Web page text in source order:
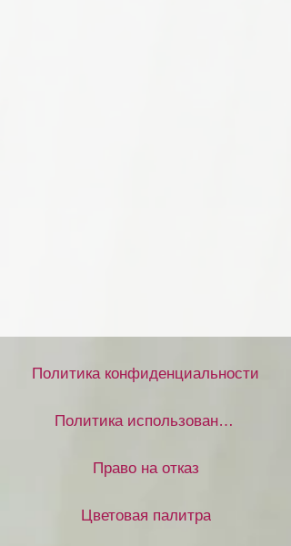
Политика конфиденциальности
Политика использования файлов cookie
Право на отказ
Цветовая палитра